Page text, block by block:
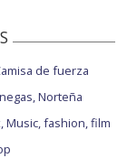
de fuerza
Norteña
Music, fashion, film